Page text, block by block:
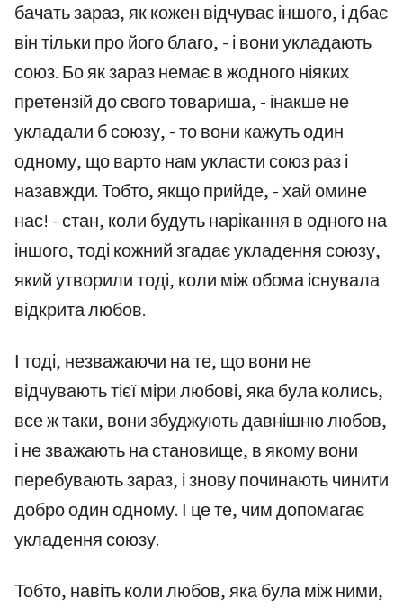
бачать зараз, як кожен відчуває іншого, і дбає
він тільки про його благо, - і вони укладають
союз. Бо як зараз немає в жодного ніяких
претензій до свого товариша, - інакше не
укладали б союзу, - то вони кажуть один
одному, що варто нам укласти союз раз і
назавжди. Тобто, якщо прийде, - хай омине
нас! - стан, коли будуть нарікання в одного на
іншого, тоді кожний згадає укладення союзу,
який утворили тоді, коли між обома існувала
відкрита любов.
І тоді, незважаючи на те, що вони не
відчувають тієї міри любові, яка була колись,
все ж таки, вони збуджують давнішню любов,
і не зважають на становище, в якому вони
перебувають зараз, і знову починають чинити
добро один одному. І це те, чим допомагає
укладення союзу.
Тобто, навіть коли любов, яка була між ними,